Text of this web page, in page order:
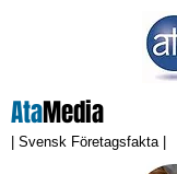
AtaMedia
| Svensk Företagsfakta |